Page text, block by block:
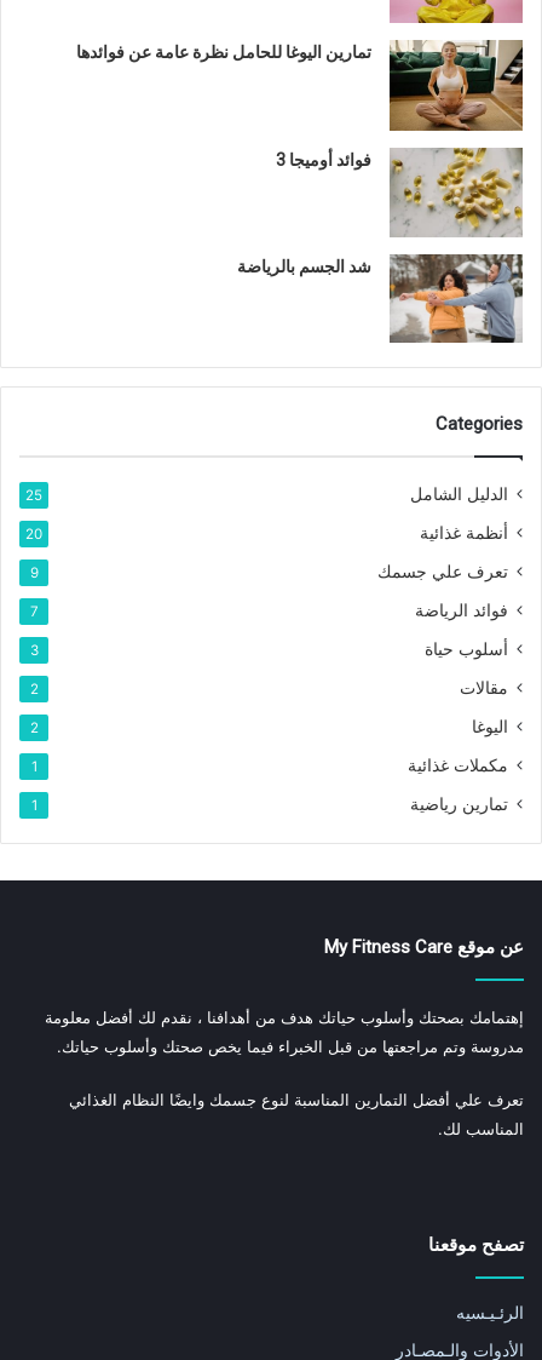
تمارين اليوغا للحامل نظرة عامة عن فوائدها
فوائد أوميجا 3
شد الجسم بالرياضة
Categories
الدليل الشامل 25
أنظمة غذائية 20
تعرف علي جسمك 9
فوائد الرياضة 7
أسلوب حياة 3
مقالات 2
اليوغا 2
مكملات غذائية 1
تمارين رياضية 1
عن موقع My Fitness Care
إهتمامك بصحتك وأسلوب حياتك هدف من أهدافنا ، نقدم لك أفضل معلومة
مدروسة وتم مراجعتها من قبل الخبراء فيما يخص صحتك وأسلوب حياتك.
تعرف علي أفضل التمارين المناسبة لنوع جسمك وايضًا النظام الغذائي
المناسب لك.
تصفح موقعنا
الرئـيـسيه
الأدوات والـمصـادر